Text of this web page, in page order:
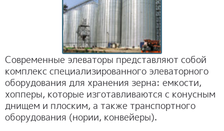
Современные элеваторы представляют собой
комплекс специализированного элеваторного
оборудования для хранения зерна: емкости,
хопперы, которые изготавливаются с конусным
днищем и плоским, а также транспортного
оборудования (нории, конвейеры).